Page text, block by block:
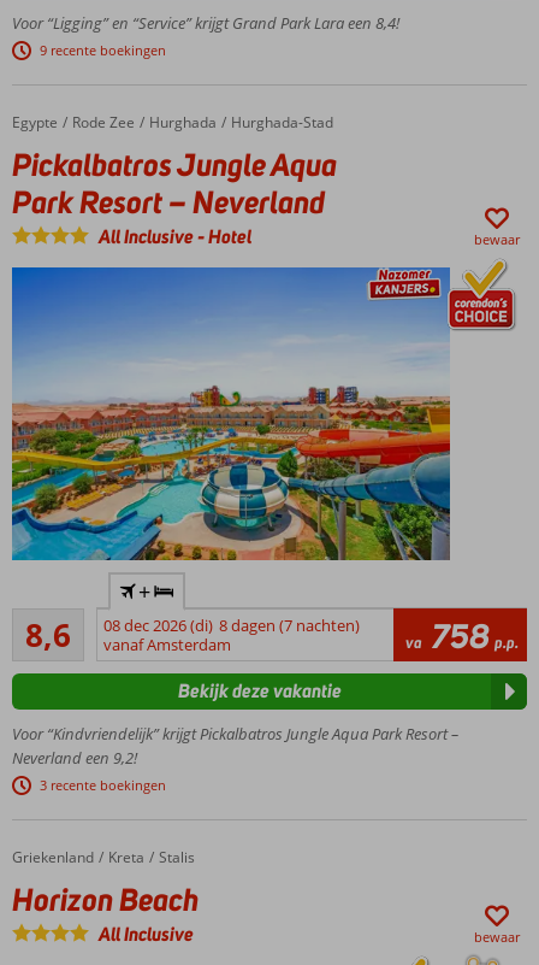
zandstrand
met
privégedeelte
Ruime
familiekamers
2
slaapkamers
Spetterpret
met 4
waterglijbanen
Voor “Ligging” en “Service” krijgt Grand Park Lara een 8,4!
9 recente boekingen
Home
Egypte Rode Zee Hurghada Hurghada-Stad
Pickalbatros Jungle Aqua Park Resort – Neverland
Pickalbatros Jungle Aqua
Park Resort – Neverland
All Inclusive-Hotel bewaar
kwaliteitshotel
Fan-tas-
tisch
waterpark
Volop sport- &
ontspanningsfaciliteiten
voor het hele
Dagje
strand?
8,6Aanrader
574
beoordelingen
+
08 dec 2026 (di) 8 dagen (7 nachten)
vanaf Amsterdam
va 758 p.p.
Voor “Kindvriendelijk” krijgt Pickalbatros Jungle Aqua Park Resort –
Neverland een 9,2!
3 recente boekingen
Bekijk deze vakantie
Home
Griekenland Kreta Stalis
Horizon Beach
Horizon Beach
All Inclusive bewaar